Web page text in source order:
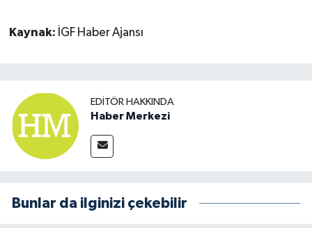
Kaynak: İGF Haber Ajansı
EDITÖR HAKKINDA
Haber Merkezi
Bunlar da ilginizi çekebilir